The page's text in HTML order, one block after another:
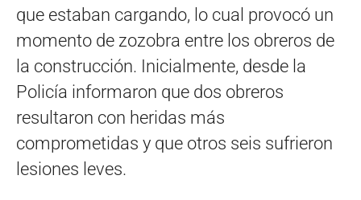
que estaban cargando, lo cual provocó un
momento de zozobra entre los obreros de
la construcción. Inicialmente, desde la
Policía informaron que dos obreros
resultaron con heridas más
comprometidas y que otros seis sufrieron
lesiones leves.